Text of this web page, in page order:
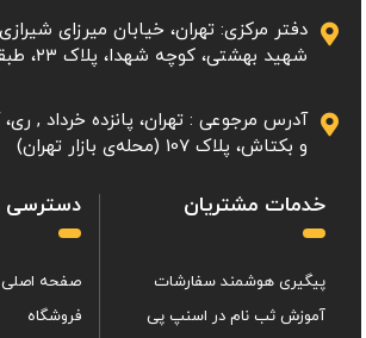
دفتر مرکزی: تهران، خیابان میرزای
شهید بهشتی، کوچه شهدا، پلاک ۲۳، طبقه 2، واحد ۵
آدرس مرجوعی : تهران، پانزده خرداد ,
و بکتاش، پلاک 107 (محله‌ی بازار تهران)
خدمات مشتریان
پیگیری هوشمند سفارشات
آموزش ثب نام در اسنپ پی
دسترسی
صفحه اصلی
فروشگاه